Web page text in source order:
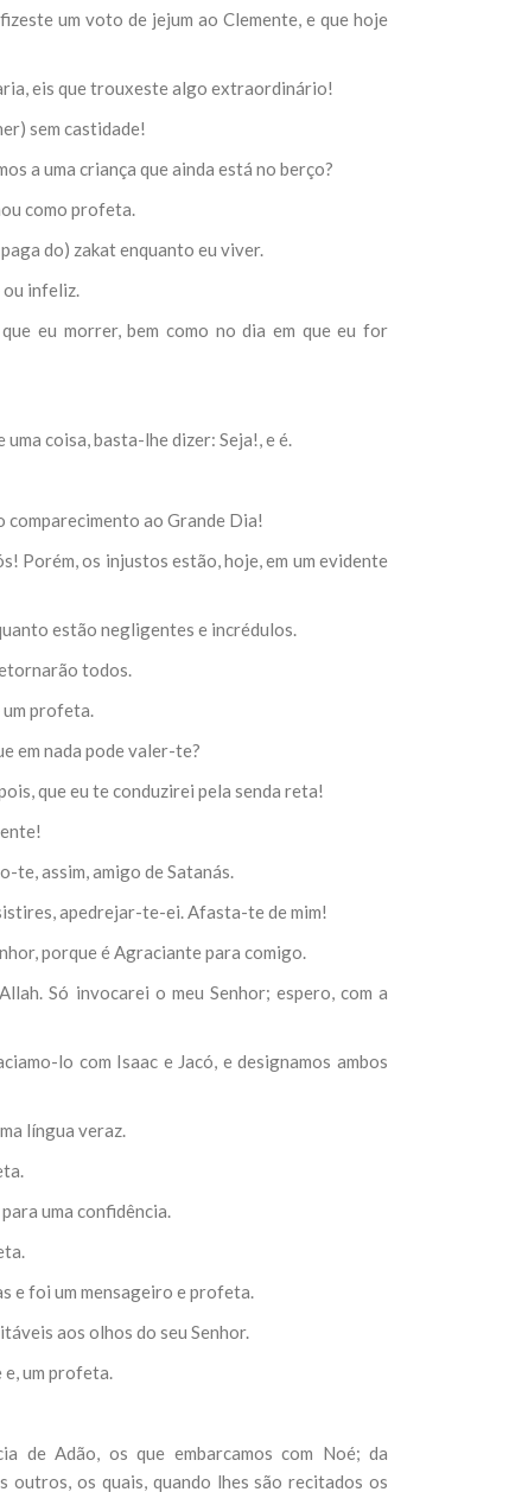
um voto de jejum ao Clemente, e que hoje
eis que trouxeste algo extraordinário!
sem castidade!
a uma criança que ainda está no berço?
como profeta.
do) zakat enquanto eu viver.
ou infeliz.
eu morrer, bem como no dia em que eu for
coisa, basta-lhe dizer: Seja!, e é.
comparecimento ao Grande Dia!
Porém, os injustos estão, hoje, em um evidente
estão negligentes e incrédulos.
todos.
um profeta.
em nada pode valer-te?
que eu te conduzirei pela senda reta!
te, assim, amigo de Satanás.
apedrejar-te-ei. Afasta-te de mim!
porque é Agraciante para comigo.
Só invocarei o meu Senhor; espero, com a
lo com Isaac e Jacó, e designamos ambos
língua veraz.
uma confidência.
e foi um mensageiro e profeta.
aos olhos do seu Senhor.
e, um profeta.
de Adão, os que embarcamos com Noé; da
outros, os quais, quando lhes são recitados os